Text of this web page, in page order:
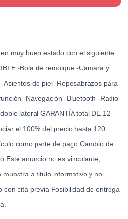
muy buen estado con el siguiente
-Bola de remolque -Cámara y
Asientos de piel -Reposabrazos para
-Navegación -Bluetooth -Radio
lateral GARANTÍA total DE 12
el 100% del precio hasta 120
como parte de pago Cambio de
Este anuncio no es vinculante,
muestra a titulo informativo y no
con cita previa Posibilidad de entrega